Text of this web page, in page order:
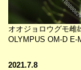
オオジョロウグモ雌
OLYMPUS OM-D E-
2021.7.8